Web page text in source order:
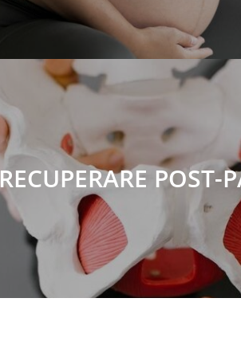
RECUPERARE POST-
RECUPERARE POST-